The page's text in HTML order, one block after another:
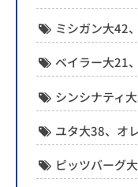
ミシガン大42
ベイラー大21
シンシナティ
ユタ大38、オ
ピッツバーグ